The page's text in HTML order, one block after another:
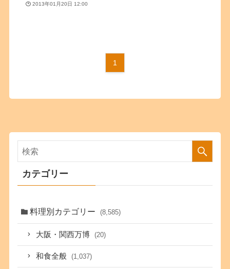
2013年01月20日 12:00
1
カテゴリー
料理別カテゴリー (8,585)
大阪・関西万博 (20)
和食全般 (1,037)